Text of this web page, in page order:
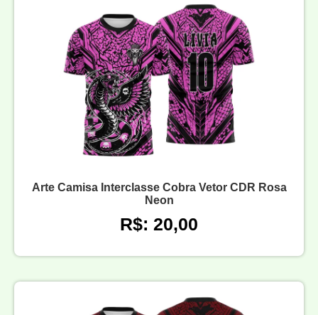
Arte Camisa Interclasse Cobra Vetor CDR Rosa
Neon
R$: 20,00